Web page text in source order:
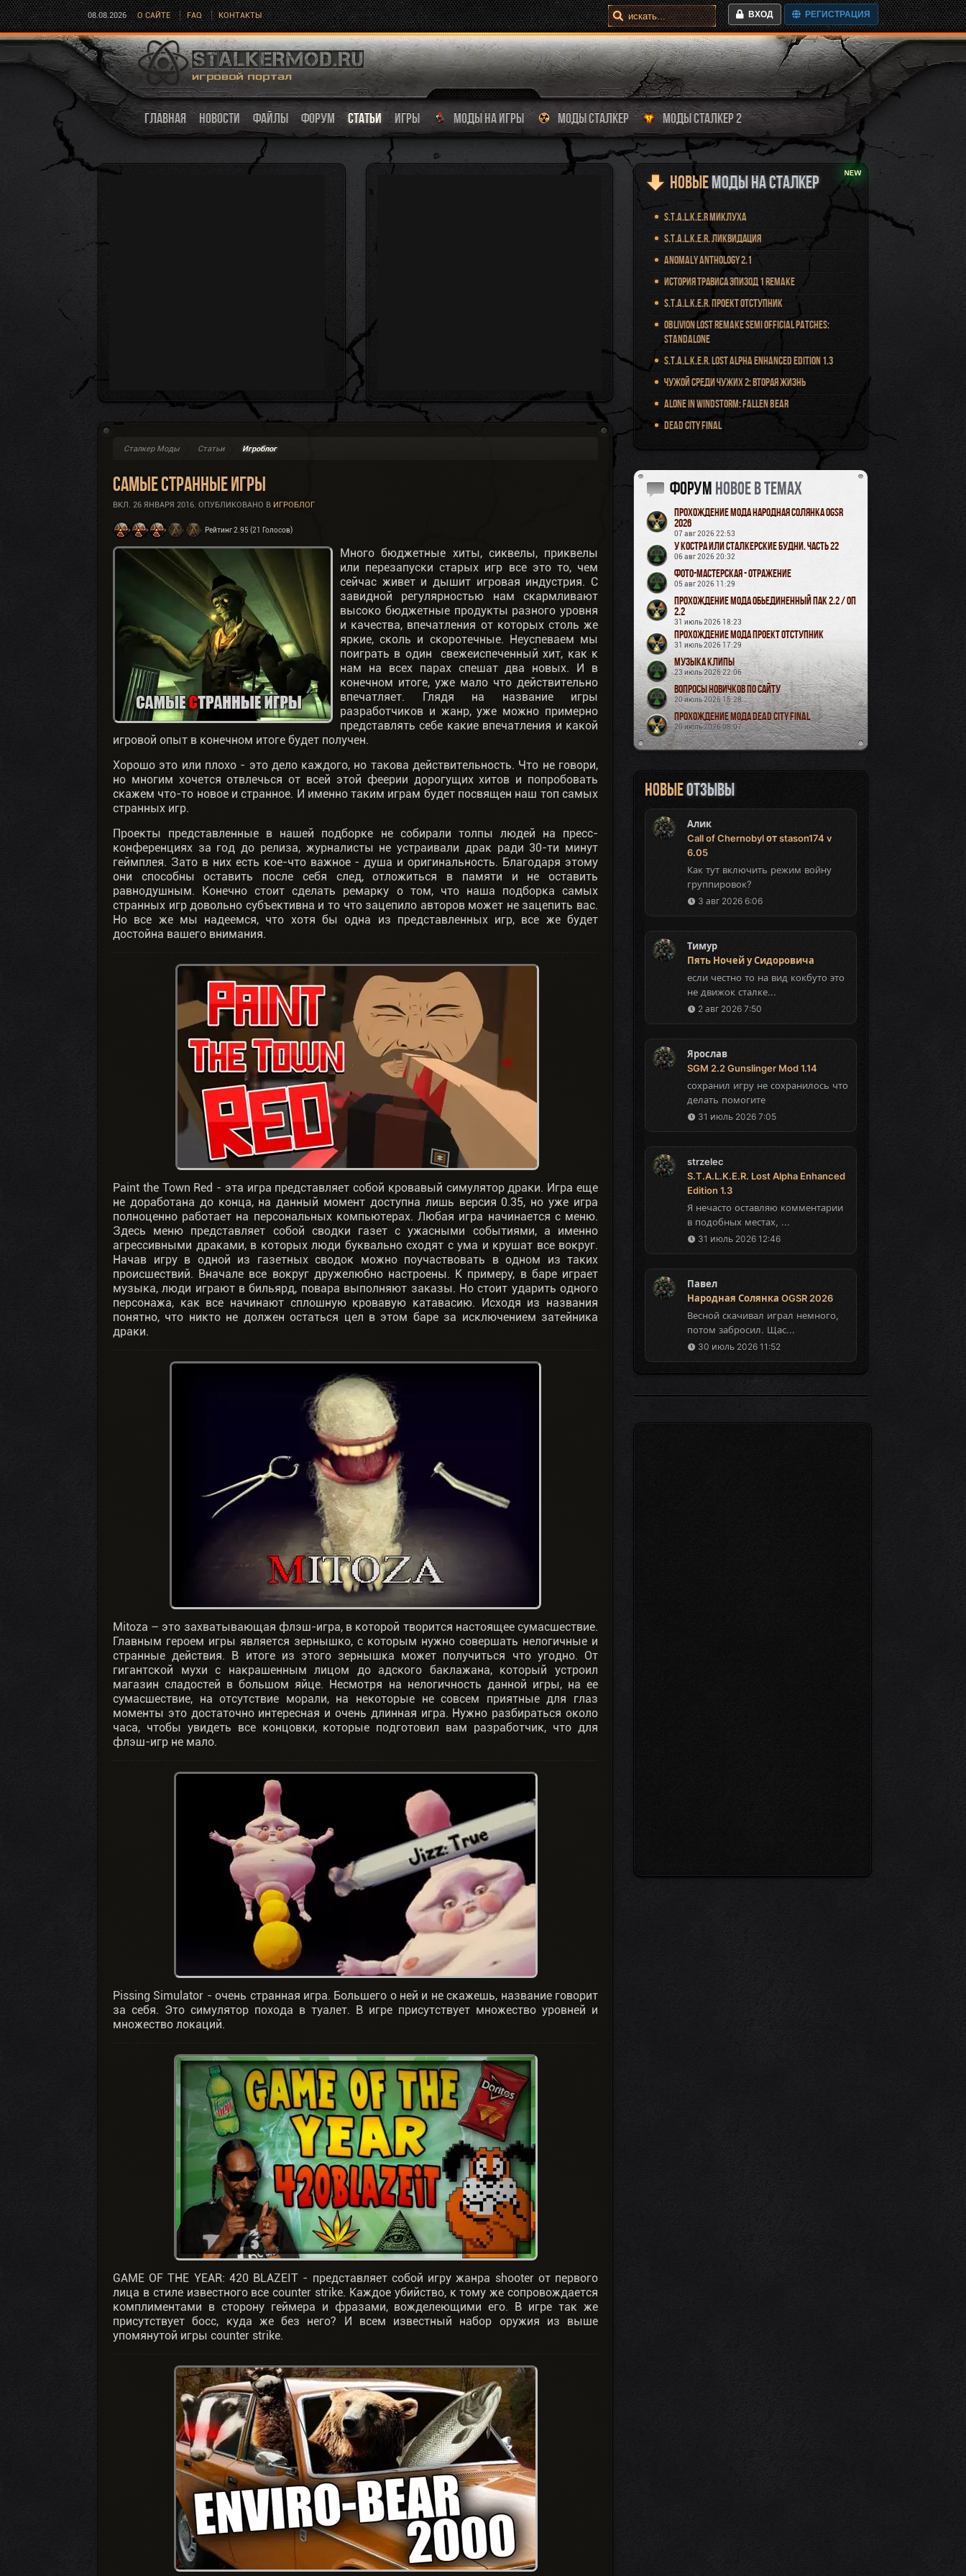
08.08.2026 О САЙТЕ FAQ КОНТАКТЫ ВХОД РЕГИСТРАЦИЯ
ГЛАВНАЯ НОВОСТИ ФАЙЛЫ ФОРУМ СТАТЬИ ИГРЫ МОДЫ НА ИГРЫ МОДЫ СТАЛКЕР МОДЫ СТАЛКЕР 2
Сталкер Моды Статьи Игроблог
Самые странные игры
ВКЛ. 26 ЯНВАРЯ 2016. ОПУБЛИКОВАНО В ИГРОБЛОГ
Рейтинг 2.95 (21 Голосов)
Много бюджетные хиты, сиквелы, приквелы
или перезапуски старых игр все это то, чем
сейчас живет и дышит игровая индустрия. С
завидной регулярностью нам скармливают
высоко бюджетные продукты разного уровня
и качества, впечатления от которых столь же
яркие, сколь и скоротечные. Неуспеваем мы
поиграть в один свежеиспеченный хит, как к
нам на всех парах спешат два новых. И в
конечном итоге, уже мало что действительно
впечатляет. Глядя на название игры
разработчиков и жанр, уже можно примерно
представлять себе какие впечатления и какой
игровой опыт в конечном итоге будет получен.
Хорошо это или плохо - это дело каждого, но такова действительность. Что не говори,
но многим хочется отвлечься от всей этой феерии дорогущих хитов и попробовать
скажем что-то новое и странное. И именно таким играм будет посвящен наш топ самых
странных игр.
Проекты представленные в нашей подборке не собирали толпы людей на пресс-
конференциях за год до релиза, журналисты не устраивали драк ради 30-ти минут
геймплея. Зато в них есть кое-что важное - душа и оригинальность. Благодаря этому
они способны оставить после себя след, отложиться в памяти и не оставить
равнодушным. Конечно стоит сделать ремарку о том, что наша подборка самых
странных игр довольно субъективна и то что зацепило авторов может не зацепить вас.
Но все же мы надеемся, что хотя бы одна из представленных игр, все же будет
достойна вашего внимания.
Paint the Town Red - эта игра представляет собой кровавый симулятор драки. Игра еще
не доработана до конца, на данный момент доступна лишь версия 0.35, но уже игра
полноценно работает на персональных компьютерах. Любая игра начинается с меню.
Здесь меню представляет собой сводки газет с ужасными событиями, а именно
агрессивными драками, в которых люди буквально сходят с ума и крушат все вокруг.
Начав игру в одной из газетных сводок можно поучаствовать в одном из таких
происшествий. Вначале все вокруг дружелюбно настроены. К примеру, в баре играет
музыка, люди играют в бильярд, повара выполняют заказы. Но стоит ударить одного
персонажа, как все начинают сплошную кровавую катавасию. Исходя из названия
понятно, что никто не должен остаться цел в этом баре за исключением затейника
драки.
Mitoza – это захватывающая флэш-игра, в которой творится настоящее сумасшествие.
Главным героем игры является зернышко, с которым нужно совершать нелогичные и
странные действия. В итоге из этого зернышка может получиться что угодно. От
гигантской мухи с накрашенным лицом до адского баклажана, который устроил
магазин сладостей в большом яйце. Несмотря на нелогичность данной игры, на ее
сумасшествие, на отсутствие морали, на некоторые не совсем приятные для глаз
моменты это достаточно интересная и очень длинная игра. Нужно разбираться около
часа, чтобы увидеть все концовки, которые подготовил вам разработчик, что для
флэш-игр не мало.
Pissing Simulator - очень странная игра. Большего о ней и не скажешь, название говорит
за себя. Это симулятор похода в туалет. В игре присутствует множество уровней и
множество локаций.
GAME OF THE YEAR: 420 BLAZEIT - представляет собой игру жанра shooter от первого
лица в стиле известного все counter strike. Каждое убийство, к тому же сопровождается
комплиментами в сторону геймера и фразами, вожделеющими его. В игре так же
присутствует босс, куда же без него? И всем известный набор оружия из выше
упомянутой игры counter strike.
Новые Моды на Сталкер
S.T.A.L.K.E.R Миклуха
S.T.A.L.K.E.R. Ликвидация
Anomaly Anthology 2.1
История Трависа Эпизод 1 Remake
S.T.A.L.K.E.R. Проект Отступник
Oblivion Lost Remake Semi Official Patches:
Standalone
S.T.A.L.K.E.R. Lost Alpha Enhanced Edition 1.3
Чужой среди чужих 2: Вторая жизнь
Alone in Windstorm: Fallen Bear
Dead City Final
Форум новое в темах
Прохождение мода Народная Солянка OGSR
2026
07 авг 2026 22:53
У Костра или Сталкерские будни. Часть 22
06 авг 2026 20:32
Фото-мастерская - Отражение
05 авг 2026 11:29
Прохождение мода Обьединенный Пак 2.2 / ОП
2.2
31 июль 2026 18:23
Прохождение мода Проект Отступник
31 июль 2026 17:29
Музыка Клипы
23 июль 2026 22:06
Вопросы новичков по сайту
20 июль 2026 15:28
Прохождение мода Dead City Final
20 июль 2026 08:07
Новыеотзывы
Алик
Call of Chernobyl от stason174 v
6.05
Как тут включить режим войну
группировок?
3 авг 2026 6:06
Тимур
Пять Ночей у Сидоровича
если честно то на вид кокбуто это
не движок сталке...
2 авг 2026 7:50
Ярослав
SGM 2.2 Gunslinger Mod 1.14
сохранил игру не сохранилось что
делать помогите
31 июль 2026 7:05
strzelec
S.T.A.L.K.E.R. Lost Alpha Enhanced
Edition 1.3
Я нечасто оставляю комментарии
в подобных местах, ...
31 июль 2026 12:46
Павел
Народная Солянка OGSR 2026
Весной скачивал играл немного,
потом забросил. Щас...
30 июль 2026 11:52